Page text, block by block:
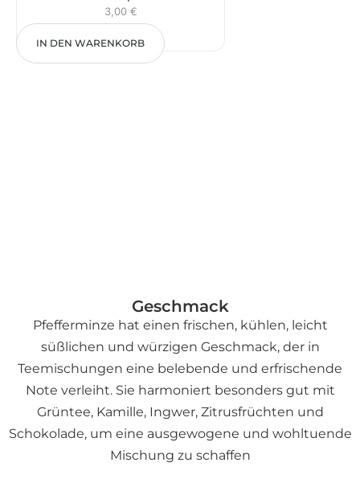
Zutatenwelt. Königskerze,
Zinnkraut, Löwenzahn und Birke
aus der Alpen-Wildpflanzen-
Welt treffen auf mediterrane
3,00 €
IN DEN WARENKORB
Geschmack
Pfefferminze hat einen frischen, kühlen, leicht
süßlichen und würzigen Geschmack, der in
Teemischungen eine belebende und erfrischende
Note verleiht. Sie harmoniert besonders gut mit
Grüntee, Kamille, Ingwer, Zitrusfrüchten und
Schokolade, um eine ausgewogene und wohltuende
Mischung zu schaffen